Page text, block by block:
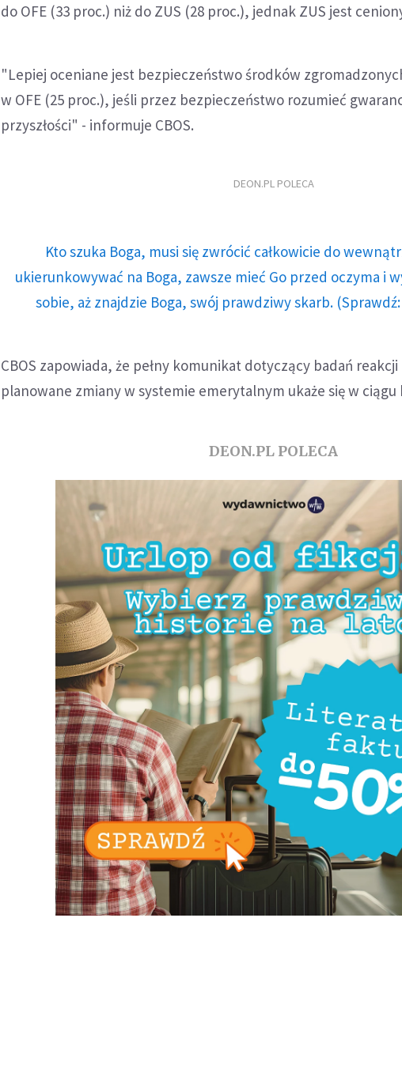
do OFE (33 proc.) niż do ZUS (28 proc.), jednak ZUS jest
"Lepiej oceniane jest bezpieczeństwo środków
w OFE (25 proc.), jeśli przez bezpieczeństwo rozumieć
przyszłości" - informuje CBOS.
DEON.PL POLECA
Kto szuka Boga, musi się zwrócić całkowicie do
ukierunkowywać na Boga, zawsze mieć Go przed oczyma i
sobie, aż znajdzie Boga, swój prawdziwy skarb. (Sprawdź:
CBOS zapowiada, że pełny komunikat dotyczący badań
planowane zmiany w systemie emerytalnym ukaże się w ciągu
DEON.PL POLECA